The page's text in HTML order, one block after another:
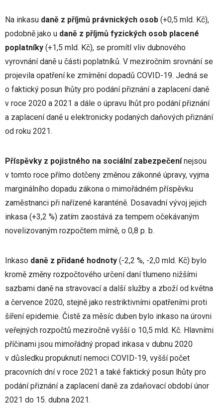
Na inkasu daně z příjmů právnických osob (+0,5 mld. Kč),
podobně jako u daně z příjmů fyzických osob placené
poplatníky (+1,5 mld. Kč), se promítl vliv dubnového
vyrovnání daně u části poplatníků. V meziročním srovnání se
projevila opatření ke zmírnění dopadů COVID-19. Jedná se
o faktický posun lhůty pro podání přiznání a zaplacení daně
v roce 2020 a 2021 a dále o úpravu lhůt pro podání přiznání
a zaplacení daně u elektronicky podaných daňových přiznání
od roku 2021.
Příspěvky z pojistného na sociální zabezpečenínejsou
v tomto roce přímo dotčeny změnou zákonné úpravy, vyjma
marginálního dopadu zákona o mimořádném příspěvku
zaměstnanci při nařízené karanténě. Dosavadní vývoj jejich
inkasa (+3,2 %) zatím zaostává za tempem očekávaným
novelizovaným rozpočtem mírně, o 0,8 p. b.
Inkaso daně z přidané hodnoty (-2,2 %, -2,0 mld. Kč) bylo
kromě změny rozpočtového určení daní tlumeno nižšími
sazbami daně na stravovací a další služby a zboží od května
a července 2020, stejně jako restriktivními opatřeními proti
šíření epidemie. Čistě za měsíc duben bylo inkaso na úrovni
veřejných rozpočtů meziročně vyšší o 10,5 mld. Kč. Hlavními
příčinami jsou mimořádný propad inkasa v dubnu 2020
v důsledku propuknutí nemoci COVID-19, vyšší počet
pracovních dní v roce 2021 a také faktický posun lhůty pro
podání přiznání a zaplacení daně za zdaňovací období únor
2021 do 15. dubna 2021.